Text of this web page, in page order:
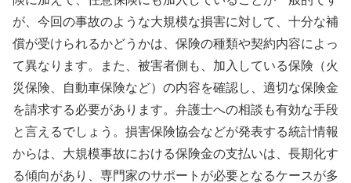
が、今回の事故のような大規模な損害に対して、十分な補
償が受けられるかどうかは、保険の種類や契約内容によっ
て異なります。また、被害者側も、加入している保険（火
災保険、自動車保険など）の内容を確認し、適切な保険金
を請求する必要があります。弁護士への相談も有効な手段
と言えるでしょう。損害保険協会などが発表する統計情報
からは、大規模事故における保険金の支払いは、長期化す
る傾向があり、専門家のサポートが必要となるケースが多